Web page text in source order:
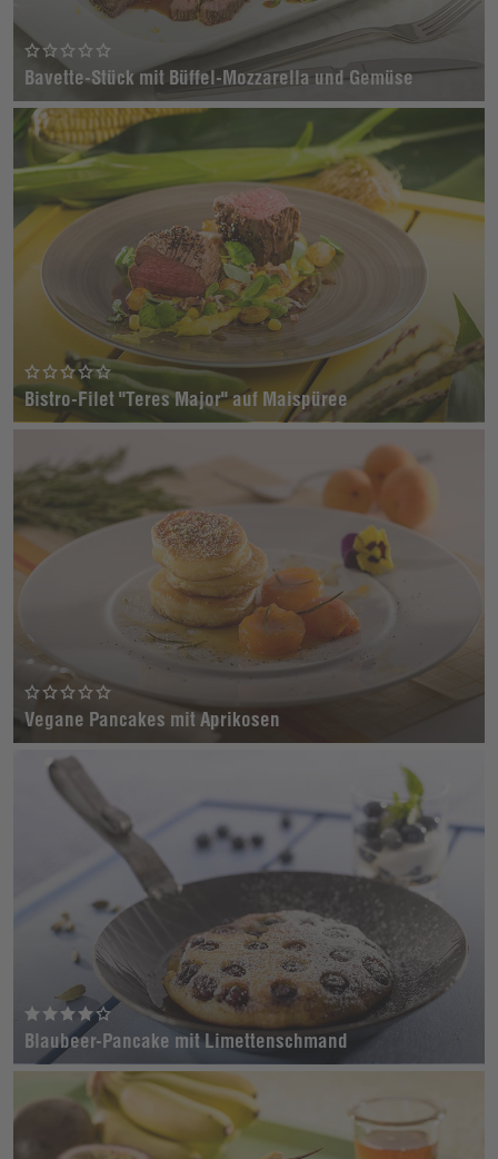
Bavette-Stück mit Büffel-Mozzarella und Gemüse
Bistro-Filet "Teres Major" auf Maispüree
Vegane Pancakes mit Aprikosen
Blaubeer-Pancake mit Limettenschmand